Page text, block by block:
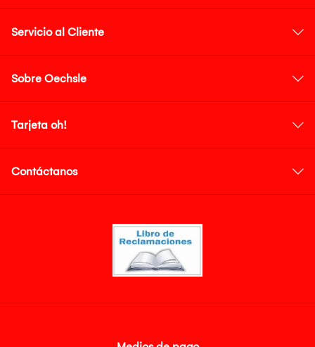
Servicio al Cliente
Sobre Oechsle
Tarjeta oh!
Contáctanos